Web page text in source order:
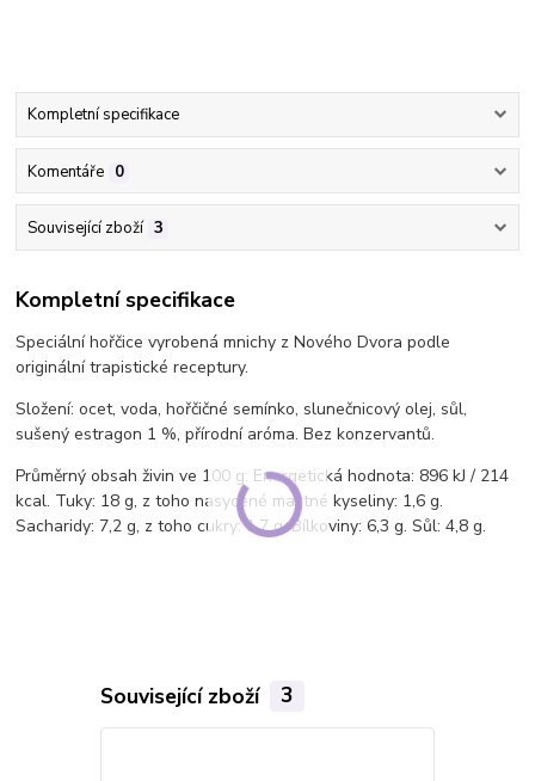
Kompletní specifikace
Komentáře 0
Související zboží 3
Kompletní specifikace
Speciální hořčice vyrobená mnichy z Nového Dvora podle
originální trapistické receptury.
Složení: ocet, voda, hořčičné semínko, slunečnicový olej, sůl,
sušený estragon 1 %, přírodní aróma. Bez konzervantů.
Průměrný obsah živin ve 100 g: Energetická hodnota: 896 kJ / 214
kcal. Tuky: 18 g, z toho nasycené mastné kyseliny: 1,6 g.
Sacharidy: 7,2 g, z toho cukry: 1,7 g. Bílkoviny: 6,3 g. Sůl: 4,8 g.
Související zboží 3